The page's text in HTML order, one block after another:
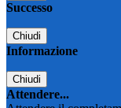
Successo
Chiudi
Informazione
Chiudi
Attendere...